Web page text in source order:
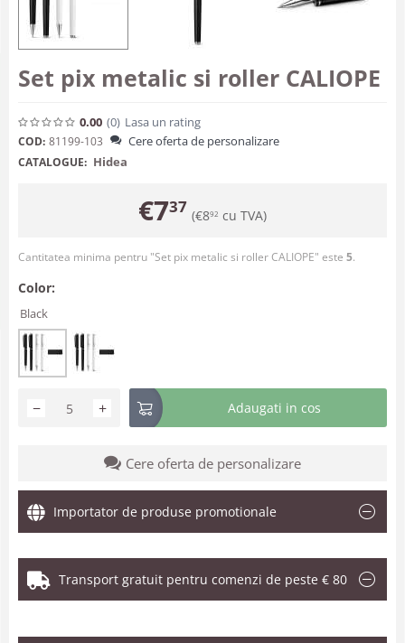
Set pix metalic si roller CALIOPE
0.00 (0) Lasa un rating
COD: 81199-103 Cere oferta de personalizare
CATALOGUE: Hidea
€737 (€892 cu TVA)
Cantitatea minima pentru "Set pix metalic si roller CALIOPE" este 5.
Color:
Black
+
− Adaugati in cos
Cere oferta de personalizare
Importator de produse promotionale
Transport gratuit pentru comenzi de peste € 80